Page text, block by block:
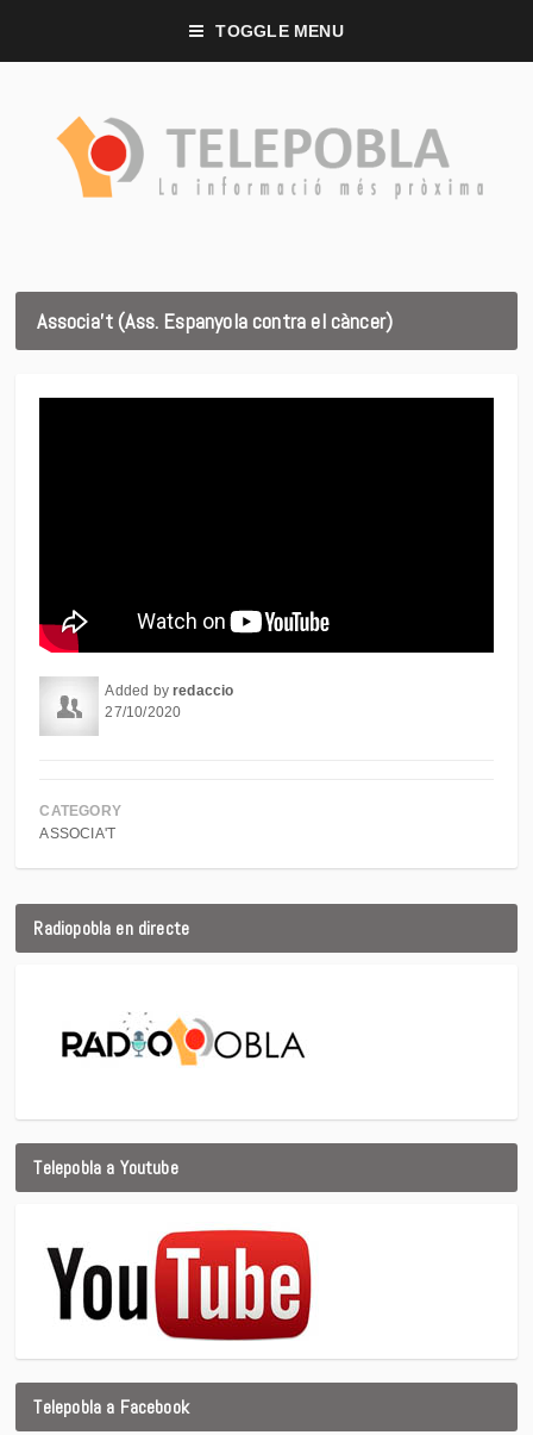
TOGGLE MENU
Associa’t (Ass. Espanyola contra el càncer)
Added byredaccio
27/10/2020
CATEGORY
ASSOCIA'T
Radiopobla en directe
Telepobla a Youtube
Telepobla a Facebook